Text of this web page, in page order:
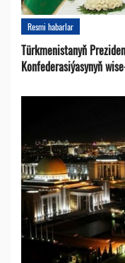
Resmi habarlar
Türkmenistanyň
Konfederasiýasynyň